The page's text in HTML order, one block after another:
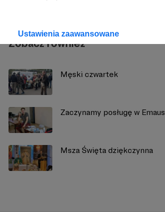
Ustawienia zaawansowane
Zobacz również
Męski czwartek
Zaczynamy posługę w Emaus
Msza Święta dziękczynna